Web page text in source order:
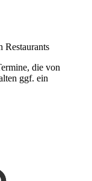
Restaurants
die von
ggf. ein